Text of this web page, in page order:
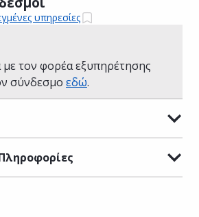
υπηρεσίες
με τον φορέα εξυπηρέτησης
σύνδεσμο εδώ.